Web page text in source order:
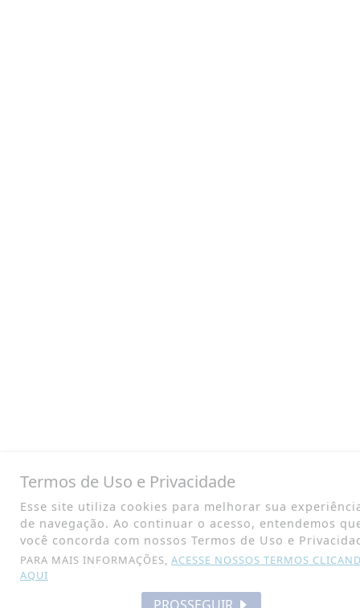
Termos de Uso e Privacidade
Esse site utiliza cookies para melhorar sua
de navegação. Ao continuar o acesso, entendemos
você concorda com nossos Termos de Uso e
PARA MAIS INFORMAÇÕES, ACESSE NOSSOS TERMOS
AQUI